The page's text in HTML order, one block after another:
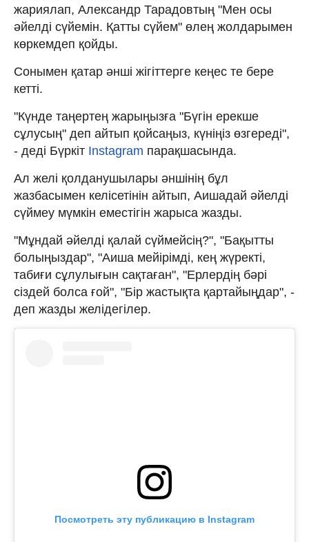
жариялап, Александр Тарадовтың "Мен осы
әйелді сүйемін. Қатты сүйем" өлең жолдарымен
көркемдеп қойды.
Сонымен қатар әнші жігіттерге кеңес те бере
кетті.
"Күнде таңертең жарыңызға "Бүгін ерекше
сұлусың" деп айтып қойсаңыз, күніңіз өзгереді",
- деді Бүркіт Instagram парақшасында.
Ал желі қолданушылары әншінің бұл
жазбасымен келісетінін айтып, Аишадай әйелді
сүймеу мүмкін еместігін жарыса жазды.
"Мұндай әйелді қалай сүймейсің?", "Бақытты
болыңыздар", "Аиша мейірімді, кең жүректі,
табиғи сұлулығын сақтаған", "Ерлердің бәрі
сіздей болса ғой", "Бір жастықта қартайыңдар", -
деп жазды желідегілер.
Посмотреть эту публикацию в Instagram